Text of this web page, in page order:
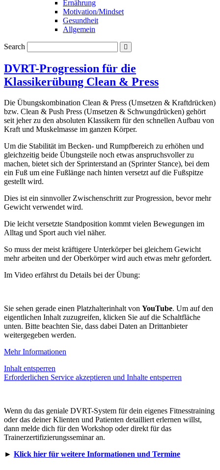
Ernährung
Motivation/Mindset
Gesundheit
Allgemein
Search
DVRT-Progression für die
Klassikerübung Clean & Press
Die Übungskombination Clean & Press (Umsetzen & Kraftdrücken)
bzw. Clean & Push Press (Umsetzen & Schwungdrücken) gehört
seit jeher zu den absoluten Klassikern für den schnellen Aufbau von
Kraft und Muskelmasse im ganzen Körper.
Um die Stabilität im Becken- und Rumpfbereich zu erhöhen und
gleichzeitig beide Übungsteile noch etwas anspruchsvoller zu
machen, bietet sich der Sprinterstand an (Sprinter Stance), bei dem
ein Fuß um eine Fußlänge nach hinten versetzt auf die Fußspitze
gestellt wird.
Dies ist ein sinnvoller Zwischenschritt zur Progression, bevor mehr
Gewicht verwendet wird.
Die leicht versetzte Standposition kommt vielen Bewegungen im
Alltag und Sport auch viel näher.
So muss der meist kräftigere Unterkörper bei gleichem Gewicht
mehr arbeiten und der Oberkörper wird auch etwas mehr gefordert.
Im Video erfährst du Details bei der Übung:
Sie sehen gerade einen Platzhalterinhalt von YouTube. Um auf den
eigentlichen Inhalt zuzugreifen, klicken Sie auf die Schaltfläche
unten. Bitte beachten Sie, dass dabei Daten an Drittanbieter
weitergegeben werden.
Mehr Informationen
Inhalt entsperren
Erforderlichen Service akzeptieren und Inhalte entsperren
Wenn du das geniale DVRT-System für dein eigenes Fitnesstraining
oder das deiner Klienten und Patienten detailliert erlernen willst,
dann melde dich für den Workshop oder direkt für das
Trainerzertifizierungsseminar an.
► Klick hier für weitere Informationen und Termine